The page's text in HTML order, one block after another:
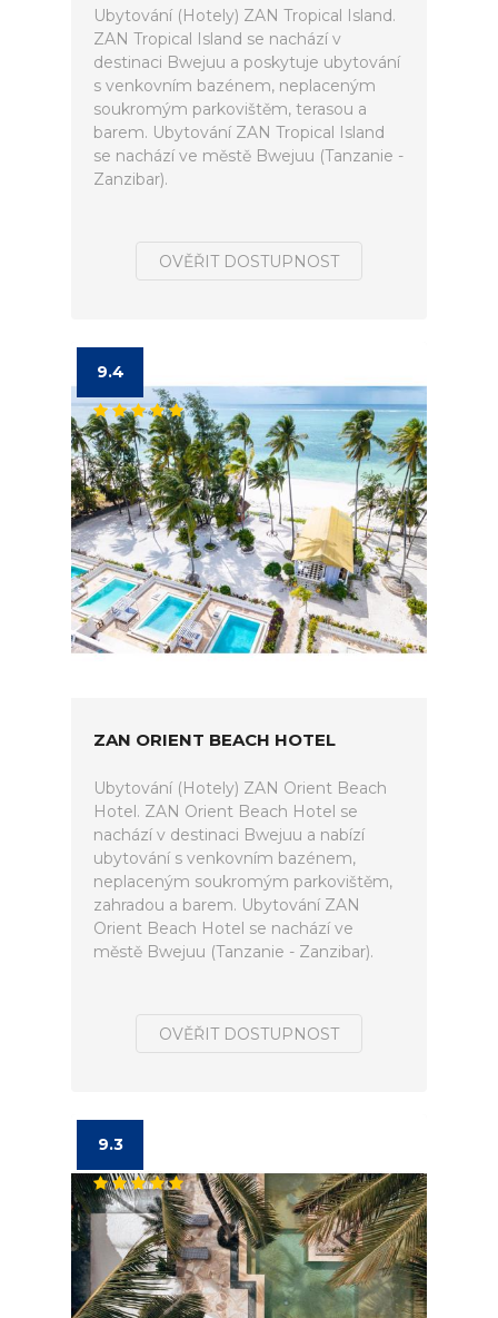
Ubytování (Hotely) ZAN Tropical Island.
ZAN Tropical Island se nachází v
destinaci Bwejuu a poskytuje ubytování
s venkovním bazénem, neplaceným
soukromým parkovištěm, terasou a
barem. Ubytování ZAN Tropical Island
se nachází ve městě Bwejuu (Tanzanie -
Zanzibar).
OVĚŘIT DOSTUPNOST
9.4
ZAN ORIENT BEACH HOTEL
Ubytování (Hotely) ZAN Orient Beach
Hotel. ZAN Orient Beach Hotel se
nachází v destinaci Bwejuu a nabízí
ubytování s venkovním bazénem,
neplaceným soukromým parkovištěm,
zahradou a barem. Ubytování ZAN
Orient Beach Hotel se nachází ve
městě Bwejuu (Tanzanie - Zanzibar).
OVĚŘIT DOSTUPNOST
9.3